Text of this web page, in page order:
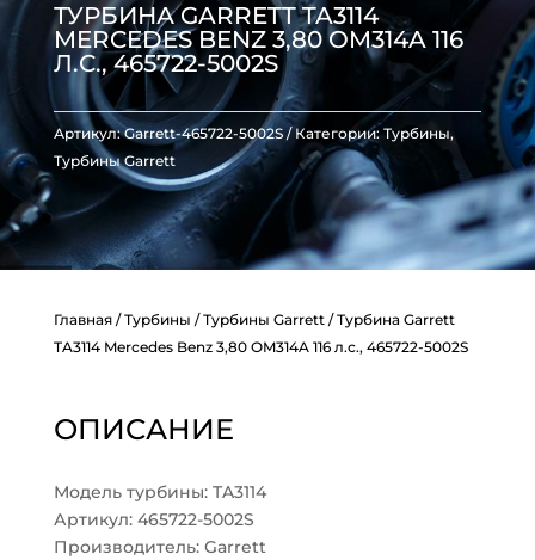
ТУРБИНА GARRETT TA3114
MERCEDES BENZ 3,80 OM314A 116
Л.С., 465722-5002S
Артикул:Garrett-465722-5002S Категории: Турбины,
Турбины Garrett
Главная/Турбины /Турбины Garrett/ Турбина Garrett
TA3114 Mercedes Benz 3,80 OM314A 116 л.с., 465722-5002S
ОПИСАНИЕ
Модель турбины: TA3114
Артикул: 465722-5002S
Производитель: Garrett